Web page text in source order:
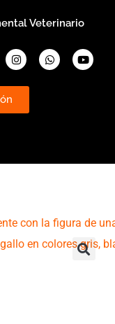
Veterinario
InstagramWhatsapp